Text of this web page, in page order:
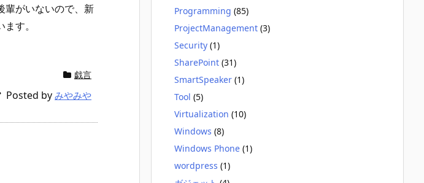
輩がいないので、新
す。
戯言
Posted by みやみや
Programming (85)
ProjectManagement (3)
Security (1)
SharePoint (31)
SmartSpeaker (1)
Tool (5)
Virtualization (10)
Windows (8)
Windows Phone (1)
wordpress (1)